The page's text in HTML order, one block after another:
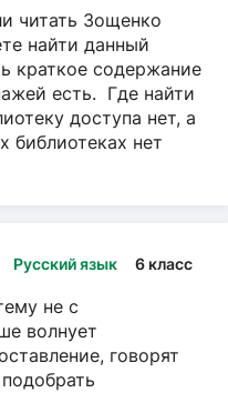
читать Зощенко
найти данный
краткое содержание
есть. Где найти
доступа нет, а
библиотеках нет
Русский язык 6 класс
не с
волнует
говорят